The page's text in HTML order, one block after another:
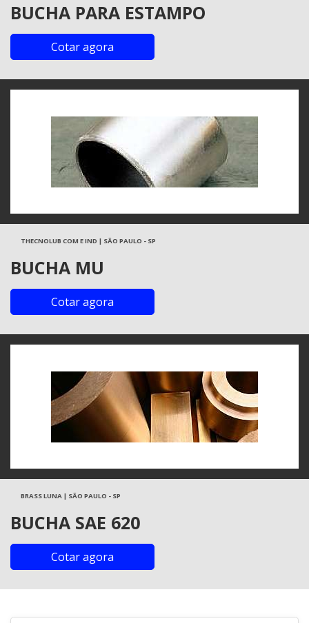
BUCHA PARA ESTAMPO
Cotar agora
THECNOLUB COM E IND | SÃO PAULO - SP
BUCHA MU
Cotar agora
BRASS LUNA | SÃO PAULO - SP
BUCHA SAE 620
Cotar agora